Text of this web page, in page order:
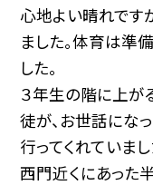
心地よい晴れです
ました。体育は準
した。
３年生の階に上が
徒が、お世話にな
行ってくれていまし
西門近くにあった